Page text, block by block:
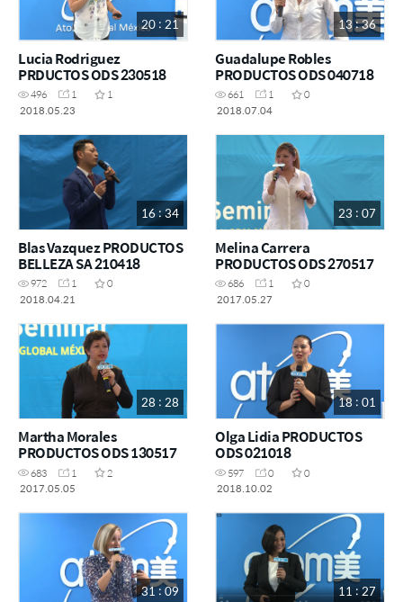
20 : 21
Lucia Rodriguez
PRDUCTOS ODS 230518
496 1
1
2018.05.23
13 : 36
Guadalupe Robles
PRODUCTOS ODS 040718
661 1
0
2018.07.04
16 : 34
Blas Vazquez PRODUCTOS
BELLEZA SA 210418
972 1
0
2018.04.21
23 : 07
Melina Carrera
PRODUCTOS ODS 270517
686 1
0
2017.05.27
28 : 28
Martha Morales
PRODUCTOS ODS 130517
683 1
2
2017.05.05
18 : 01
Olga Lidia PRODUCTOS
ODS 021018
597 0
0
2018.10.02
31 : 09 11 : 27